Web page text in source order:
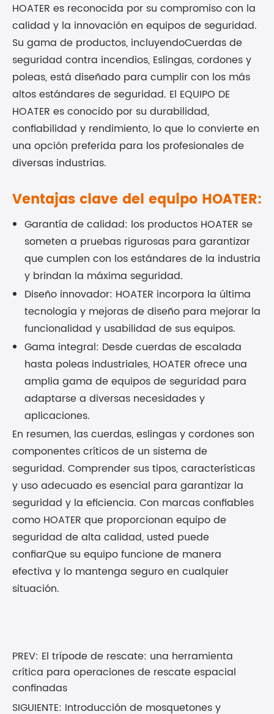
HOATER es reconocida por su compromiso con la
calidad y la innovación en equipos de seguridad.
Su gama de productos, incluyendoCuerdas de
seguridad contra incendios, Eslingas, cordones y
poleas, está diseñado para cumplir con los más
altos estándares de seguridad. El EQUIPO DE
HOATER es conocido por su durabilidad,
confiabilidad y rendimiento, lo que lo convierte en
una opción preferida para los profesionales de
diversas industrias.
Ventajas clave del equipo HOATER:
Garantía de calidad: los productos HOATER se
someten a pruebas rigurosas para garantizar
que cumplen con los estándares de la industria
y brindan la máxima seguridad.
Diseño innovador: HOATER incorpora la última
tecnología y mejoras de diseño para mejorar la
funcionalidad y usabilidad de sus equipos.
Gama integral: Desde cuerdas de escalada
hasta poleas industriales, HOATER ofrece una
amplia gama de equipos de seguridad para
adaptarse a diversas necesidades y
aplicaciones.
En resumen, las cuerdas, eslingas y cordones son
componentes críticos de un sistema de
seguridad. Comprender sus tipos, características
y uso adecuado es esencial para garantizar la
seguridad y la eficiencia. Con marcas confiables
como HOATER que proporcionan equipo de
seguridad de alta calidad, usted puede
confiarQue su equipo funcione de manera
efectiva y lo mantenga seguro en cualquier
situación.
PREV: El trípode de rescate: una herramienta
crítica para operaciones de rescate espacial
confinadas
SIGUIENTE: Introducción de mosquetones y